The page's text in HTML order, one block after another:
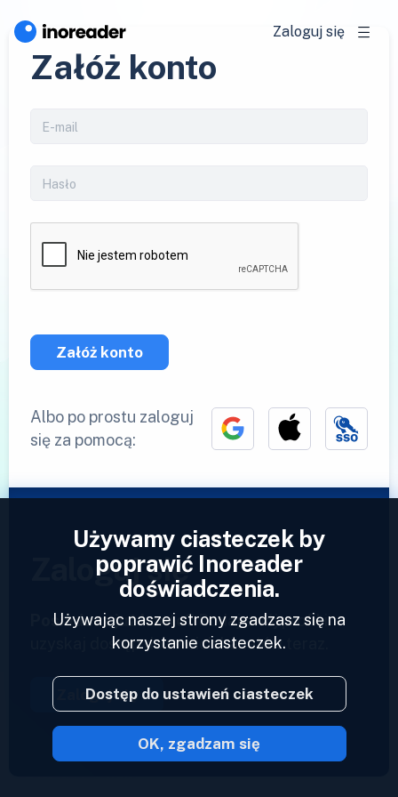
Zaloguj się
Załóż konto
Załóż konto
Albo po prostu zaloguj
się za pomocą:
Zaloguj się
Posiadasz już konto?Podaj swój profil i
uzyskaj dostęp do swoich kanałów teraz.
Zaloguj się
2023 © Inoreader
Używamy ciasteczek by
poprawić Inoreader
doświadczenia.
Używając naszej strony zgadzasz się na
korzystanie ciasteczek.
Dostęp do ustawień ciasteczek
OK, zgadzam się